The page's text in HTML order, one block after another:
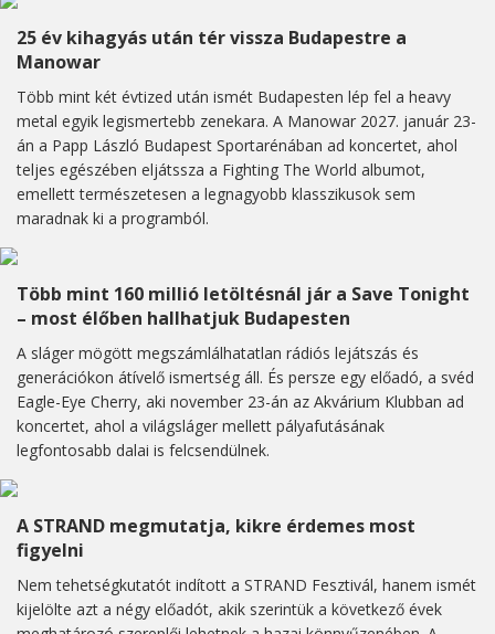
25 év kihagyás után tér vissza Budapestre a
Manowar
Több mint két évtized után ismét Budapesten lép fel a heavy
metal egyik legismertebb zenekara. A Manowar 2027. január 23-
án a Papp László Budapest Sportarénában ad koncertet, ahol
teljes egészében eljátssza a Fighting The World albumot,
emellett természetesen a legnagyobb klasszikusok sem
maradnak ki a programból.
Több mint 160 millió letöltésnál jár a Save Tonight
– most élőben hallhatjuk Budapesten
A sláger mögött megszámlálhatatlan rádiós lejátszás és
generációkon átívelő ismertség áll. És persze egy előadó, a svéd
Eagle-Eye Cherry, aki november 23-án az Akvárium Klubban ad
koncertet, ahol a világsláger mellett pályafutásának
legfontosabb dalai is felcsendülnek.
A STRAND megmutatja, kikre érdemes most
figyelni
Nem tehetségkutatót indított a STRAND Fesztivál, hanem ismét
kijelölte azt a négy előadót, akik szerintük a következő évek